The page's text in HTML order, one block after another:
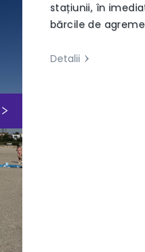
stațiunii, în
bărcile de
Detalii